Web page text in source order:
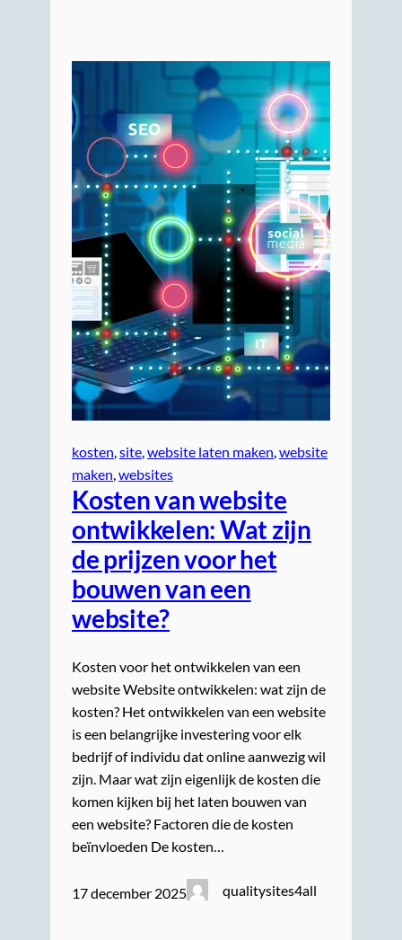
kosten, site, website laten maken, website
maken, websites
Kosten van website
ontwikkelen: Wat zijn
de prijzen voor het
bouwen van een
website?
Kosten voor het ontwikkelen van een
website Website ontwikkelen: wat zijn de
kosten? Het ontwikkelen van een website
is een belangrijke investering voor elk
bedrijf of individu dat online aanwezig wil
zijn. Maar wat zijn eigenlijk de kosten die
komen kijken bij het laten bouwen van
een website? Factoren die de kosten
beïnvloeden De kosten…
17 december 2025 qualitysites4all